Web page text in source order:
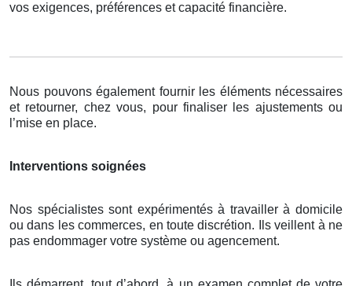
vos exigences, préférences et capacité financière.
Nous pouvons également fournir les éléments nécessaires
et retourner, chez vous, pour finaliser les ajustements ou
l’mise en place.
Interventions soignées
Nos spécialistes sont expérimentés à travailler à domicile
ou dans les commerces, en toute discrétion. Ils veillent à ne
pas endommager votre système ou agencement.